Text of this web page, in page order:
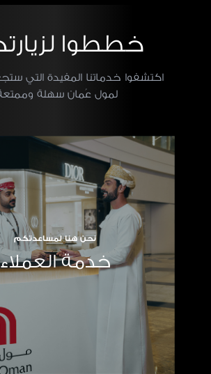
خططوا
اكتشفوا خدماتنا المفيدة التي
لمول عُمان سهلة
نحن هنا لمساعدتكم
خدمة العملاء